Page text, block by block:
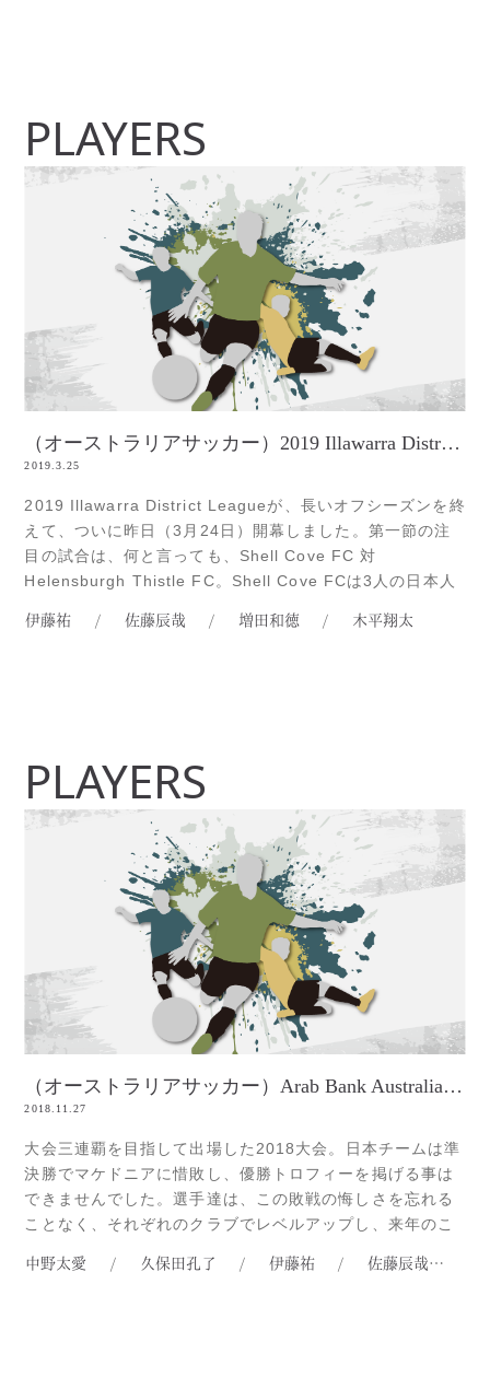
PLAYERS
（オーストラリアサッカー）2019 Illawarra District League 開幕
2019.3.25
2019 Illawarra District Leagueが、長いオフシーズンを終
えて、ついに昨日（3月24日）開幕しました。第一節の注
目の試合は、何と言っても、Shell Cove FC 対
Helensburgh Thistle FC。Shell Cove FCは3人の日本人
手がRead more...
伊藤祐 / 佐藤辰哉 / 増田和徳 / 木平翔太
PLAYERS
（オーストラリアサッカー）Arab Bank Australia Cup 2018
2018.11.27
大会三連覇を目指して出場した2018大会。日本チームは準
決勝でマケドニアに惜敗し、優勝トロフィーを掲げる事は
できませんでした。選手達は、この敗戦の悔しさを忘れる
ことなく、それぞれのクラブでレベルアップし、来年のこ
ない戦い！Arab Bank Australia Cup 2018のハイライト動
中野太愛 / 久保田孔了 / 伊藤祐 / 佐藤辰哉 /